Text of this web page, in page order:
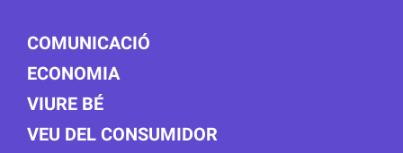
COMUNICACIÓ
ECONOMIA
VIURE BÉ
VEU DEL CONSUMIDOR